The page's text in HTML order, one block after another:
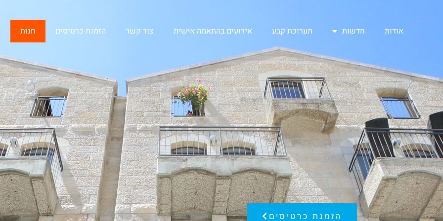
אודות חדשות תערוכת קבע אירועים בהתאמה אישית צור קשר הזמנת כרטיסים חנות
הזמנת כרטיסים